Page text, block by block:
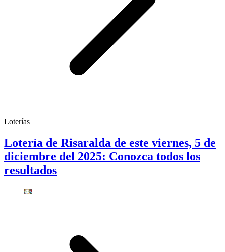
Loterías
Lotería de Risaralda de este viernes, 5 de
diciembre del 2025: Conozca todos los
resultados